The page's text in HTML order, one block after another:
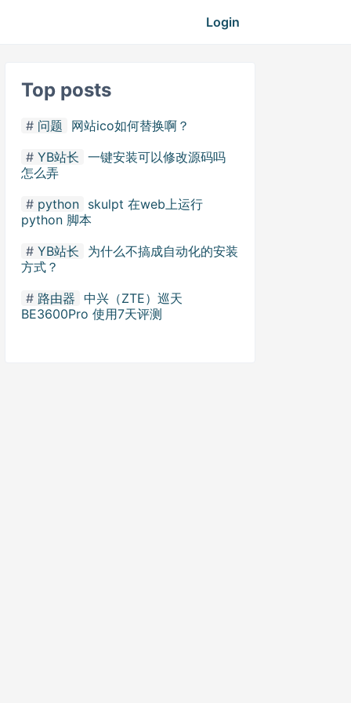
Login
Top posts
问题
网站ico如何替换啊？
YB站长 一键安装可以修改源码吗
怎么弄
python skulpt 在web上运行
python 脚本
YB站长
为什么不搞成自动化的安装
方式？
路由器 中兴（ZTE）巡天
BE3600Pro 使用7天评测